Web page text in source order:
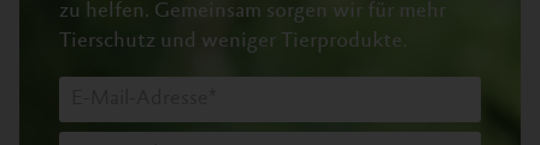
zu helfen. Gemeinsam sorgen wir für mehr
Tierschutz und weniger Tierprodukte.